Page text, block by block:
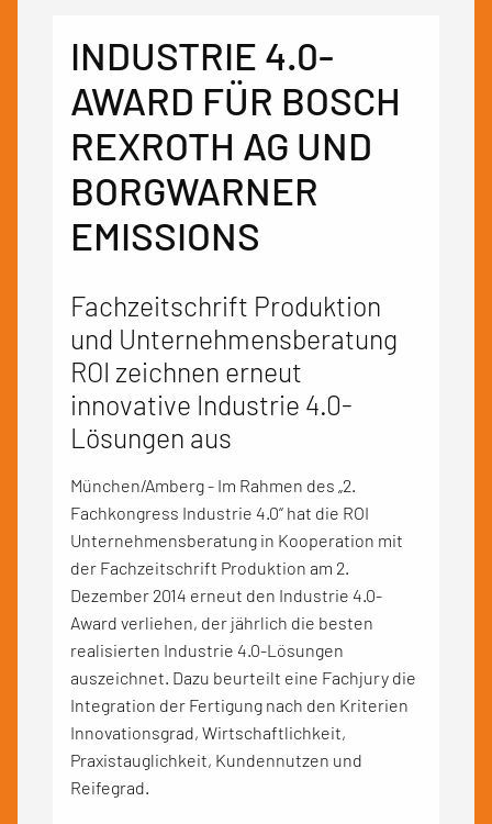
INDUSTRIE 4.0-
AWARD FÜR BOSCH
REXROTH AG UND
BORGWARNER
EMISSIONS
Fachzeitschrift Produktion
und Unternehmensberatung
ROI zeichnen erneut
innovative Industrie 4.0-
Lösungen aus
München/Amberg - Im Rahmen des „2.
Fachkongress Industrie 4.0“ hat die ROI
Unternehmensberatung in Kooperation mit
der Fachzeitschrift Produktion am 2.
Dezember 2014 erneut den Industrie 4.0-
Award verliehen, der jährlich die besten
realisierten Industrie 4.0-Lösungen
auszeichnet. Dazu beurteilt eine Fachjury die
Integration der Fertigung nach den Kriterien
Innovationsgrad, Wirtschaftlichkeit,
Praxistauglichkeit, Kundennutzen und
Reifegrad.